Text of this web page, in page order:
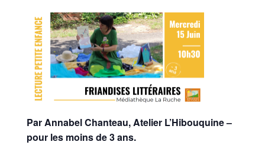
Par Annabel Chanteau, Atelier L’Hibouquine –
pour les moins de 3 ans.